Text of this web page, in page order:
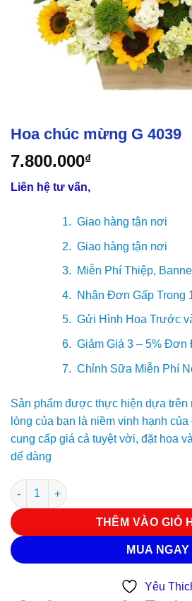
Hoa chúc mừng G 4039
7.800.000₫
Liên hệ tư vấn,
Giao hàng tận nơi
Giao hàng tận nơi
Miễn Phí Thiệp,
Nhận Đơn Gấp Trong
Gửi Hình Hoa Trước
Giảm Giá 3 – 5% Đơn
Chỉnh Sữa Miễn Phí
Sản phẩm được thực hiện dựa trên
lòng của bạn là niềm vinh hạnh
cung cấp giá cả tuyệt vời, đặt hoa
dể dàng
Hoa chúc mừng G 4039 số lượng
THÊM VÀO GIỎ
MUA NGAY
Yêu